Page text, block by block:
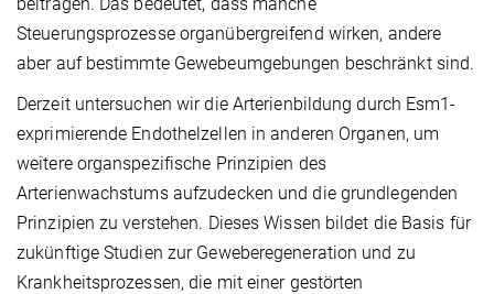
Steuerungsprozesse organübergreifend wirken, andere
aber auf bestimmte Gewebeumgebungen beschränkt sind.
Derzeit untersuchen wir die Arterienbildung durch Esm1-
exprimierende Endothelzellen in anderen Organen, um
weitere organspezifische Prinzipien des
Arterienwachstums aufzudecken und die grundlegenden
Prinzipien zu verstehen. Dieses Wissen bildet die Basis für
zukünftige Studien zur Geweberegeneration und zu
Krankheitsprozessen, die mit einer gestörten